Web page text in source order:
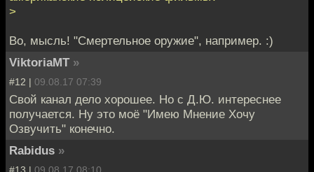
>
Во, мысль! "Смертельное оружие", например. :)
ViktoriaMT »
#12 | 09.08.17 07:39
Свой канал дело хорошее. Но с Д.Ю. интереснее
получается. Ну это моё "Имею Мнение Хочу
Озвучить" конечно.
Rabidus »